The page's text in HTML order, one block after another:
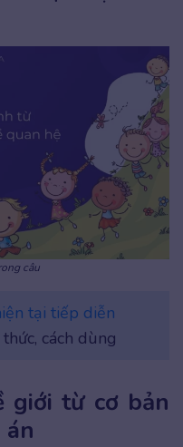
câu
tại tiếp diễn
cách dùng
giới từ cơ bản
án